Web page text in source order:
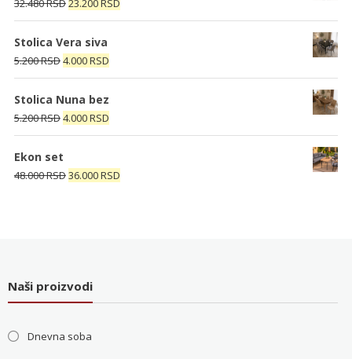
32.480 RSD.
32.480RSD
cena
je
bila:
32.480 RSD.
23.200RSD
cena
Stolica Vera siva
5.200RSDOriginalna
cena
je
bila:
5.200 RSD.
4.000RSDTrenutna
cena
je:
4.000 RSD.
Stolica Nuna bez
5.200RSDOriginalna
cena
je
bila:
4.000RSDTrenutna
cena
4.000 RSD.
Ekon set
48.000RSDOriginalna
36.000RSDTrenutna
Naši proizvodi
Dnevna soba